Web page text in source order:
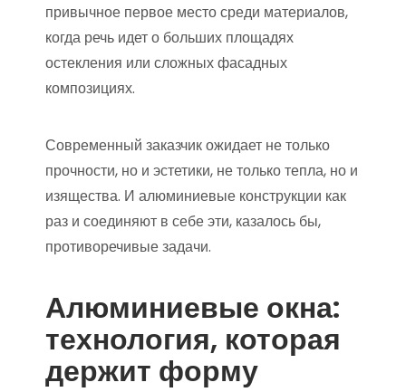
привычное первое место среди материалов,
когда речь идет о больших площадях
остекления или сложных фасадных
композициях.
Современный заказчик ожидает не только
прочности, но и эстетики, не только тепла, но и
изящества. И алюминиевые конструкции как
раз и соединяют в себе эти, казалось бы,
противоречивые задачи.
Алюминиевые окна:
технология, которая
держит форму